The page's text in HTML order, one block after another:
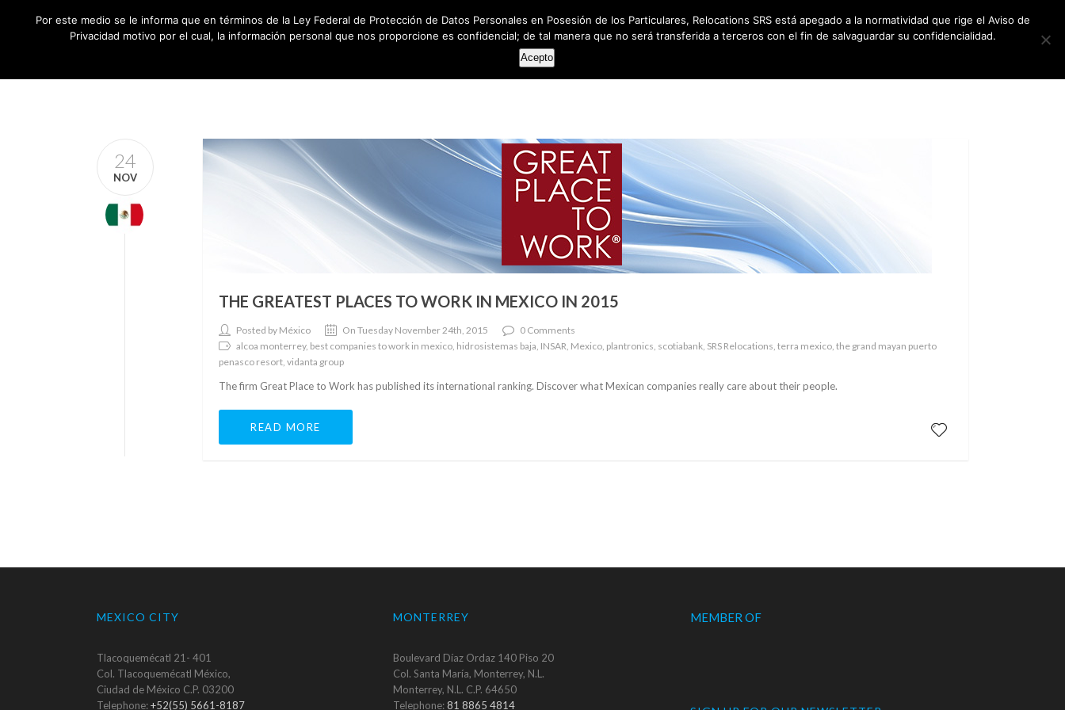
HOME ABOUT US SERVICES RESOURCES NEWSLETTER CONTACT US
24
NOV
THE GREATEST PLACES TO WORK IN MEXICO IN 2015
Posted by México On Tuesday November 24th, 2015
0 Comments
alcoa monterrey, best companies to work in mexico, hidrosistemas baja, INSAR, Mexico, plantronics, scotiabank, SRS Relocations, terra mexico, the grand mayan puerto
penasco resort, vidanta group
The firm Great Place to Work has published its international ranking. Discover what Mexican companies really care about their people.
READ MORE
MEXICO CITY
Tlacoquemécatl 21- 401
Col. Tlacoquemécatl México,
Ciudad de México C.P. 03200
Telephone:+52(55) 5661-8187
MONTERREY
Boulevard Díaz Ordaz 140 Piso 20
Col. Santa María, Monterrey, N.L.
Monterrey, N.L. C.P. 64650
Telephone:81 8865 4814
MEMBER OF
Por este medio se le informa que en términos de la Ley Federal de Protección de Datos Personales en Posesión de los Particulares, Relocations SRS está apegado a la normatividad que rige el Aviso de
Privacidad motivo por el cual, la información personal que nos proporcione es confidencial; de tal manera que no será transferida a terceros con el fin de salvaguardar su confidencialidad.
Acepto